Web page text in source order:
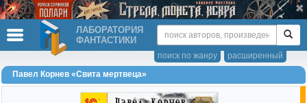
ЛАБОРАТОРИЯ
ФАНТАСТИКИ
расширенный
поиск по жанру
Павел Корнев «Свита мертвеца»